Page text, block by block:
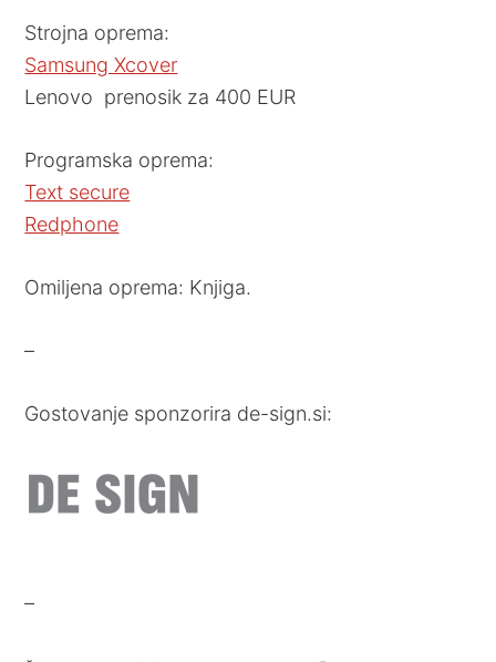
Strojna oprema:
Samsung Xcover
Lenovo prenosik za 400 EUR
Programska oprema:
Text secure
Redphone
Omiljena oprema: Knjiga.
–
Gostovanje sponzorira de-sign.si:
–